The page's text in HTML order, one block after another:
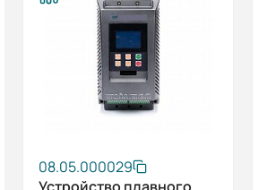
08.05.000029